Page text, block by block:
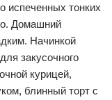
испеченных тонких
Домашний
Начинкой
закусочного
курицей,
блинный торт с